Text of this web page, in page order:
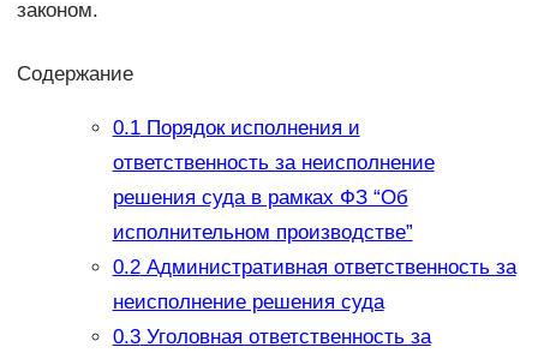
законом.
Содержание
0.1Порядок исполнения и
ответственность за неисполнение
решения суда в рамках ФЗ “Об
исполнительном производстве”
0.2Административная ответственность за
неисполнение решения суда
0.3Уголовная ответственность за